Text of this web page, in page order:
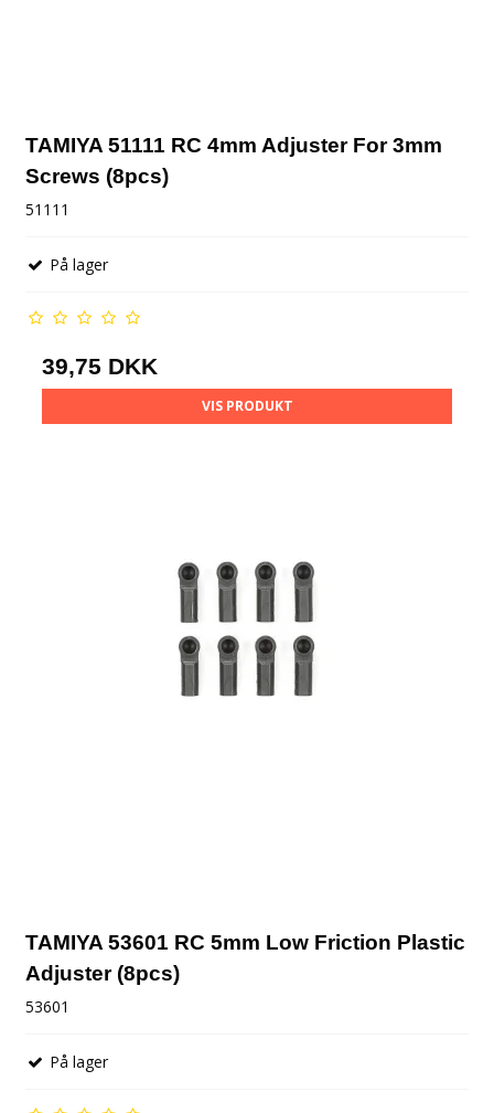
TAMIYA 51111 RC 4mm Adjuster For 3mm
Screws (8pcs)
51111
På lager
39,75 DKK
VIS PRODUKT
TAMIYA 53601 RC 5mm Low Friction Plastic
Adjuster (8pcs)
53601
På lager